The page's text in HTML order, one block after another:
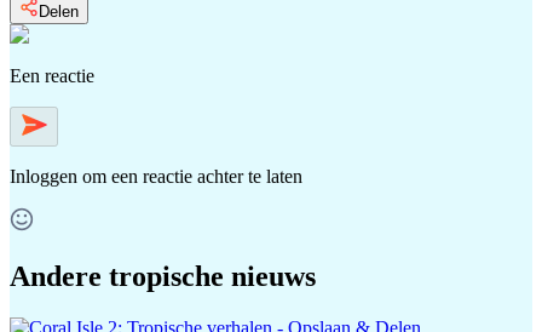
Delen
Een reactie
Inloggen om een reactie achter te laten
Andere tropische nieuws